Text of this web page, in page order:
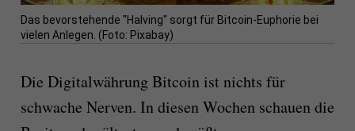
Das bevorstehende "Halving" sorgt für Bitcoin-Euphorie bei
vielen Anlegen. (Foto: Pixabay)
Die Digitalwährung Bitcoin ist nichts für
schwache Nerven. In diesen Wochen schauen die